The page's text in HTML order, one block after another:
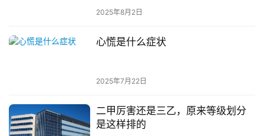
2025年8月2日
心慌是什么症状
2025年7月22日
二甲厉害还是三乙，原来等级划分
是这样排的